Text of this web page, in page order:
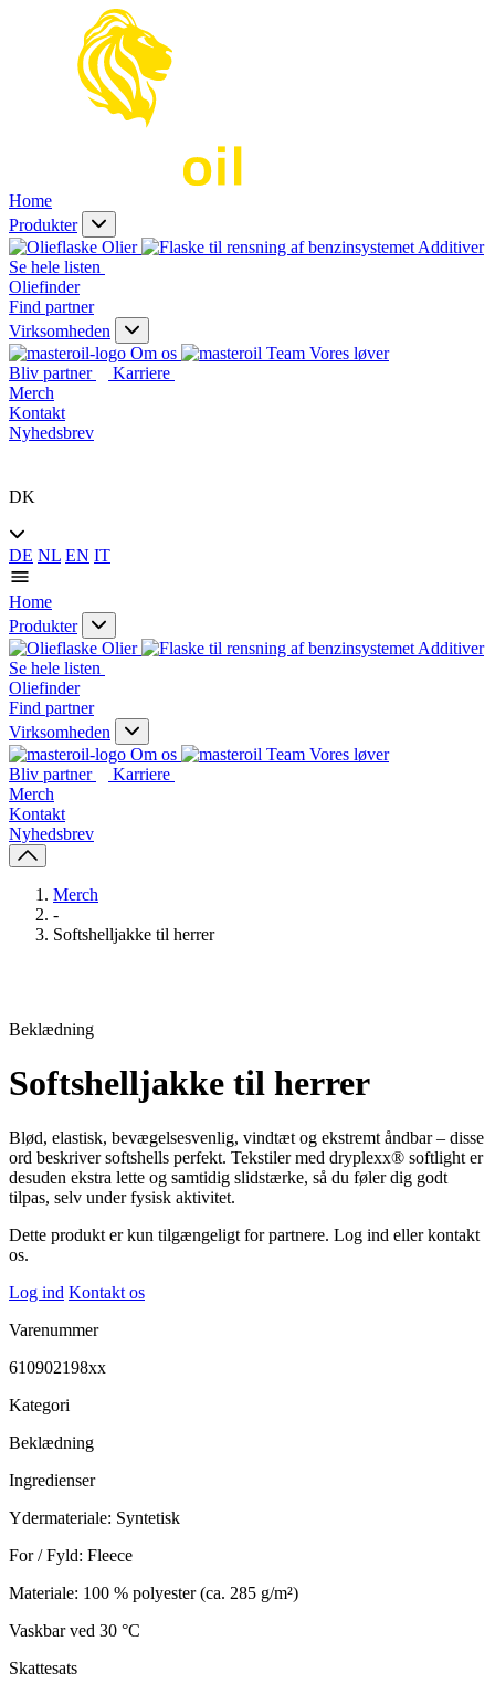
Home
Produkter
Olier
Additiver
Se hele listen
Oliefinder
Find partner
Virksomheden
Om os
Vores løver
Bliv partner
Karriere
Merch
Kontakt
Nyhedsbrev
DK
DE NL EN IT
Home
Produkter
Olier
Additiver
Se hele listen
Oliefinder
Find partner
Virksomheden
Om os
Vores løver
Bliv partner
Karriere
Merch
Kontakt
Nyhedsbrev
Merch
-
Softshelljakke til herrer
Beklædning
Softshelljakke til herrer
Blød, elastisk, bevægelsesvenlig, vindtæt og ekstremt åndbar – disse
ord beskriver softshells perfekt. Tekstiler med dryplexx® softlight er
desuden ekstra lette og samtidig slidstærke, så du føler dig godt
tilpas, selv under fysisk aktivitet.
Dette produkt er kun tilgængeligt for partnere. Log ind eller kontakt
os.
Log ind Kontakt os
Varenummer
610902198xx
Kategori
Beklædning
Ingredienser
Ydermateriale: Syntetisk
For / Fyld: Fleece
Materiale: 100 % polyester (ca. 285 g/m²)
Vaskbar ved 30 °C
Skattesats